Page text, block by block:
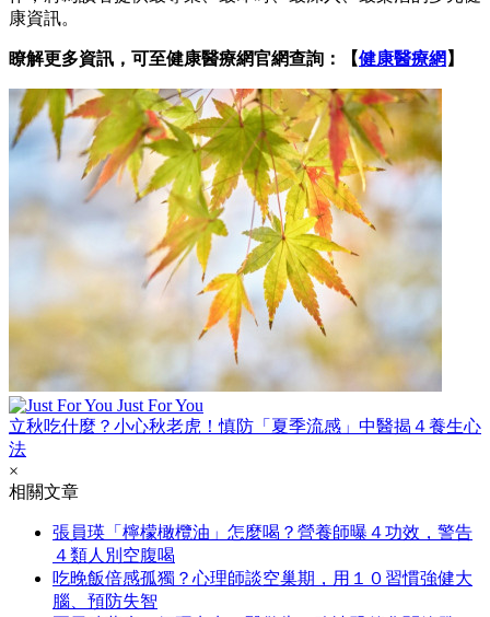
康資訊。
瞭解更多資訊，可至健康醫療網官網查詢：【健康醫療網 】
Just For You
立秋吃什麼？小心秋老虎！慎防「夏季流感」中醫揭４養生心
法
×
相關文章
張員瑛「檸檬橄欖油」怎麼喝？營養師曝４功效，警告
４類人別空腹喝
吃晚飯倍感孤獨？心理師談空巢期，用１０習慣強健大
腦、預防失智